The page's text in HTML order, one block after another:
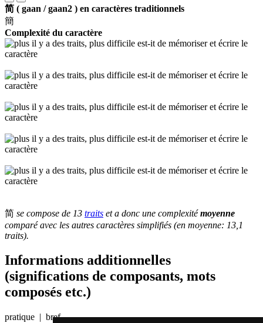
简 ( gaan / gaan2 ) en caractères traditionnels
簡
Complexité du caractère
简 se compose de 13 traits et a donc une complexitémoyenne
comparé avec les autres caractères simplifiés (en moyenne: 13,1
traits).
Informations additionnelles
(significations de composants, mots
composés etc.)
pratique | bref